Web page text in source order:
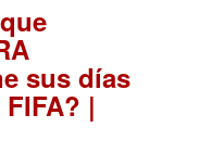
sus días
|